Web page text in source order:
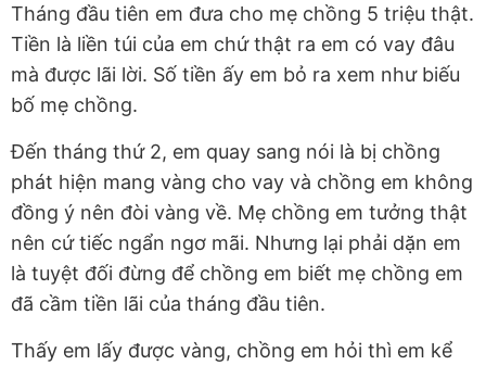
Tháng đầu tiên em đưa cho mẹ chồng 5 triệu thật.
Tiền là liền túi của em chứ thật ra em có vay đâu
mà được lãi lời. Số tiền ấy em bỏ ra xem như biếu
bố mẹ chồng.
Đến tháng thứ 2, em quay sang nói là bị chồng
phát hiện mang vàng cho vay và chồng em không
đồng ý nên đòi vàng về. Mẹ chồng em tưởng thật
nên cứ tiếc ngẩn ngơ mãi. Nhưng lại phải dặn em
là tuyệt đối đừng để chồng em biết mẹ chồng em
đã cầm tiền lãi của tháng đầu tiên.
Thấy em lấy được vàng, chồng em hỏi thì em kể